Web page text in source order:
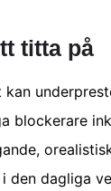
titta på
blockerare
den dagliga